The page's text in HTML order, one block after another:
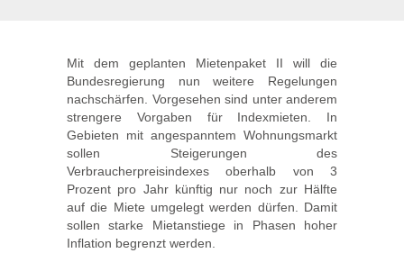
Mit dem geplanten Mietenpaket II will die
Bundesregierung nun weitere Regelungen
nachschärfen. Vorgesehen sind unter anderem
strengere Vorgaben für Indexmieten. In
Gebieten mit angespanntem Wohnungsmarkt
sollen Steigerungen des
Verbraucherpreisindexes oberhalb von 3
Prozent pro Jahr künftig nur noch zur Hälfte
auf die Miete umgelegt werden dürfen. Damit
sollen starke Mietanstiege in Phasen hoher
Inflation begrenzt werden.